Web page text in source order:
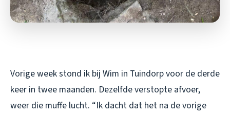
Vorige week stond ik bij Wim in Tuindorp voor de derde
keer in twee maanden. Dezelfde verstopte afvoer,
weer die muffe lucht. “Ik dacht dat het na de vorige